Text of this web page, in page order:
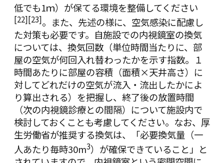
低でも1ｍ）が保てる環境を整備してください
[22][23]。また、先述の様に、空気感染に配慮し
た対策も必要です。自施設での内視鏡室の換気
については、換気回数（単位時間当たりに、部
屋の空気が何回入れ替わったかを示す指数。１
時間あたりに部屋の容積（面積×天井高さ）に
対してどれだけの空気が流入・流出したかによ
り算出される）を把握し、終了後の放置時間
（次の内視鏡診療との間隔）について施設内で
検討しておくことも考慮してください。 なお、厚
生労働省が推奨する換気は、「必要換気量（一
人あたり毎時30m3）が確保できていること」と